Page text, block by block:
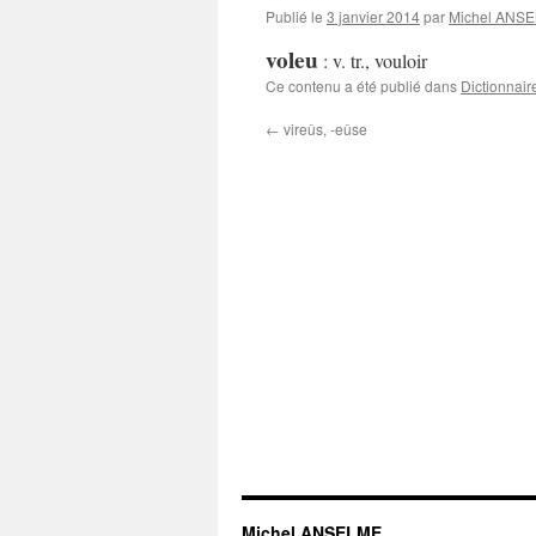
Publié le 3 janvier 2014par Michel
voleu : v. tr., vouloir
Ce contenu a été publié dans
← vireûs, -eûse